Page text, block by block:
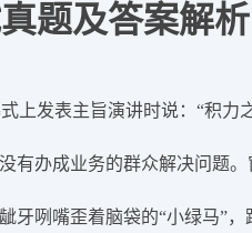
题及答案解
上发表主旨演讲时说：“积
有办成业务的群众解决问题
牙咧嘴歪着脑袋的“小绿马”